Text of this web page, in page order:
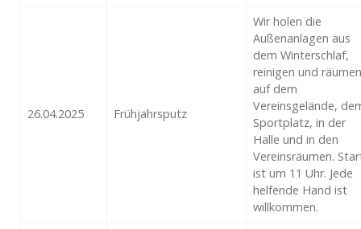
26.04.2025 Frühjahrsputz
Wir holen die
Außenanlagen aus
dem Winterschlaf,
reinigen und räumen
auf dem
Vereinsgelände,
Sportplatz, in der
Halle und in den
Vereinsräumen.
ist um 11 Uhr. Jede
helfende Hand ist
willkommen.